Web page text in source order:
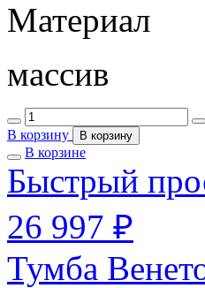
Материал
массив
В корзину В корзину
В корзине
Быстрый
26 997 ₽
Тумба